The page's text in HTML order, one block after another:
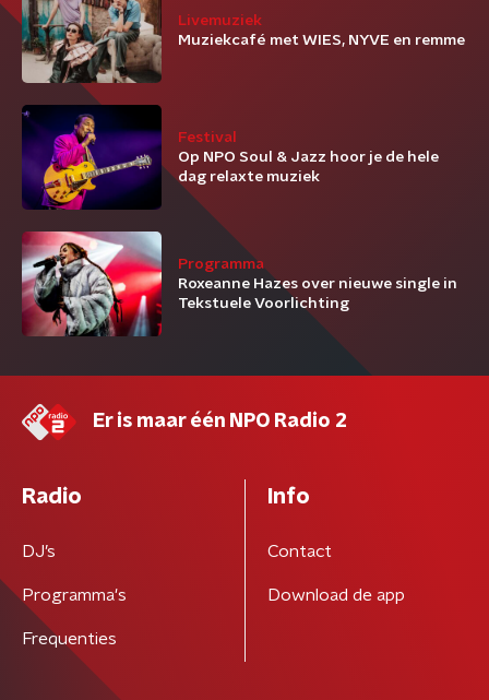
Livemuziek
Muziekcafé met WIES, NYVE en remme
Festival
Op NPO Soul & Jazz hoor je de hele
dag relaxte muziek
Programma
Roxeanne Hazes over nieuwe single in
Tekstuele Voorlichting
Er is maar één NPO Radio 2
Radio
DJ’s
Programma's
Frequenties
Info
Contact
Download de app